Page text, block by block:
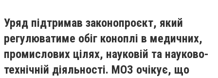
Уряд підтримав законопроєкт, який
регулюватиме обіг коноплі в медичних,
промислових цілях, науковій та науково-
технічній діяльності. МОЗ очікує, що